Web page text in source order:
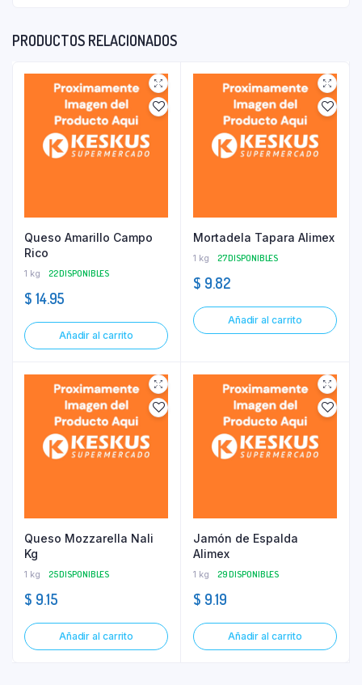
PRODUCTOS RELACIONADOS
Queso Amarillo Campo
Rico
1 kg 22 DISPONIBLES
$ 14.95
Añadir al carrito
Mortadela Tapara Alimex
1 kg 27 DISPONIBLES
$ 9.82
Añadir al carrito
Queso Mozzarella Nali
Kg
1 kg 25 DISPONIBLES
$ 9.15
Añadir al carrito
Jamón de Espalda
Alimex
1 kg 29 DISPONIBLES
$ 9.19
Añadir al carrito